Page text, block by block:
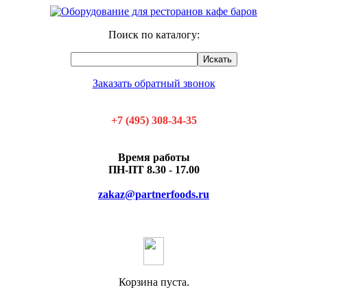
Поиск по каталогу:
Искать
Заказать обратный звонок
+7 (495) 308-34-35
Время работы
ПН-ПТ 8.30 - 17.00
zakaz@partnerfoods.ru
Корзина пуста.